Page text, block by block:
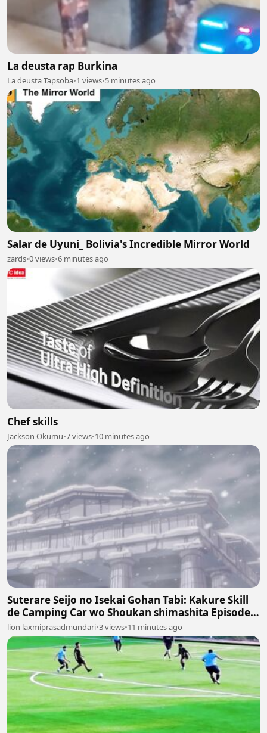
La deusta rap Burkina
La deusta Tapsoba•1 views•5 minutes ago
Salar de Uyuni_ Bolivia's Incredible Mirror World
zards•0 views•6 minutes ago
Chef skills
Jackson Okumu•7 views•10 minutes ago
Suterare Seijo no Isekai Gohan Tabi: Kakure Skill
de Camping Car wo Shoukan shimashita Episodes
6
lion laxmiprasadmundari•3 views•11 minutes ago